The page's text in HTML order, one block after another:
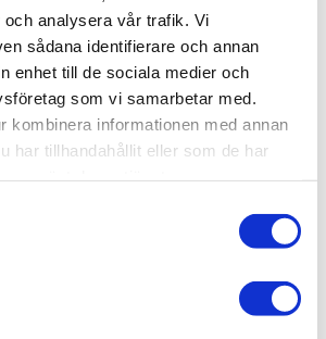
analysera vår trafik. Vi
sådana identifierare och annan
enhet till de sociala medier och
som vi samarbetar med.
kombinera informationen med annan
har tillhandahållit eller som de har
7392102037552
Klarglas
CIRCLE
2000 mm
Mattborstad
LINC
6 mm
Modellen är vändbar
INR
51902970-INR
/